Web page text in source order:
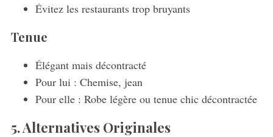
Évitez les restaurants trop bruyants
Tenue
Élégant mais décontracté
Pour lui : Chemise, jean
Pour elle : Robe légère ou tenue chic décontractée
5. Alternatives Originales